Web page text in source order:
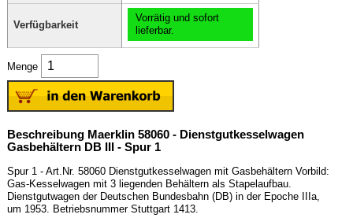
Verfügbarkeit
Vorrätig und sofort
lieferbar.
Menge
Beschreibung Maerklin 58060 - Dienstgutkesselwagen
Gasbehältern DB III - Spur 1
Spur 1 - Art.Nr. 58060 Dienstgutkesselwagen mit Gasbehältern Vorbild:
Gas-Kesselwagen mit 3 liegenden Behältern als Stapelaufbau.
Dienstgutwagen der Deutschen Bundesbahn (DB) in der Epoche IIIa,
um 1953. Betriebsnummer Stuttgart 1413.